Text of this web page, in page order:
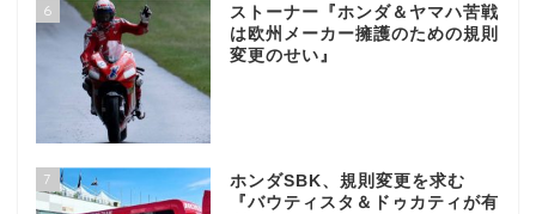
6
ストーナー『ホンダ＆ヤマハ苦戦
は欧州メーカー擁護のための規則
変更のせい』
7
ホンダSBK、規則変更を求む
『バウティスタ＆ドゥカティが有